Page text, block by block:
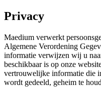
Privacy
Maedium verwerkt
Algemene Verordening
informatie verwijzen wij u
beschikbaar is op onze
vertrouwelijke informatie die
wordt gedeeld, geheim te